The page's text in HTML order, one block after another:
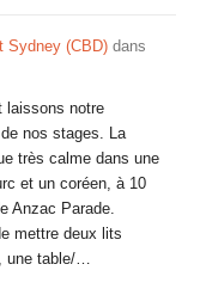
Sydney (CBD) dans
laissons notre
nos stages. La
très calme dans une
et un coréen, à 10
Anzac Parade.
mettre deux lits
une table/…